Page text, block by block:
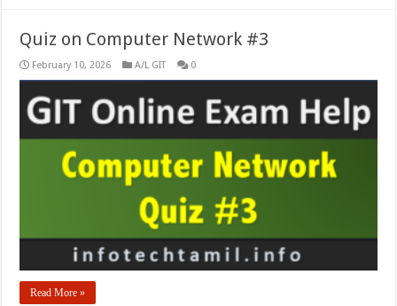
Quiz on Computer Network #3
February 10, 2026 A/L GIT 0
Read More »